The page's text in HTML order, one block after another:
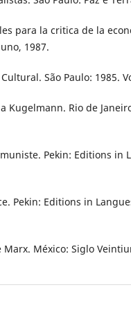
para la critica de la
1987.
São Paulo: 1985.
Kugelmann. Rio de
Pekin: Editions in
Pekin: Editions in
Marx. México: Siglo